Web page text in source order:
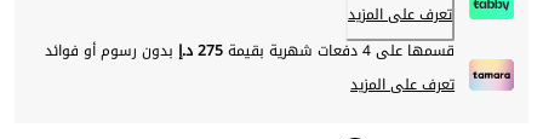
تعرف على المزيد
قسمها على 4 دفعات شهرية بقيمة
275 د.إ
بدون رسوم أو فوائد
تعرف على المزيد